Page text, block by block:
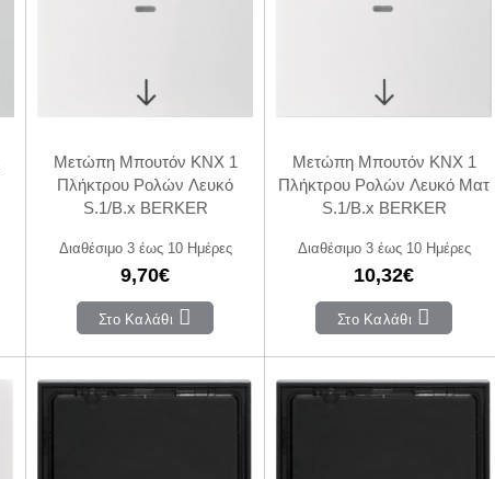
Μετώπη Μπουτόν KNX 1
Πλήκτρου Ρολών Λευκό
S.1/B.x BERKER
Διαθέσιμο 3 έως 10 Ημέρες
9,70€
Στο Καλάθι
Μετώπη Μπουτόν KNX 1
Πλήκτρου Ρολών Λευκό Ματ
S.1/B.x BERKER
Διαθέσιμο 3 έως 10 Ημέρες
10,32€
Στο Καλάθι